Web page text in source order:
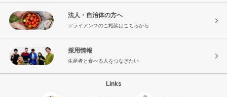
法人・自治体の方へ
アライアンスのご相談はこちらから
採用情報
生産者と食べる人をつなぎたい
Links